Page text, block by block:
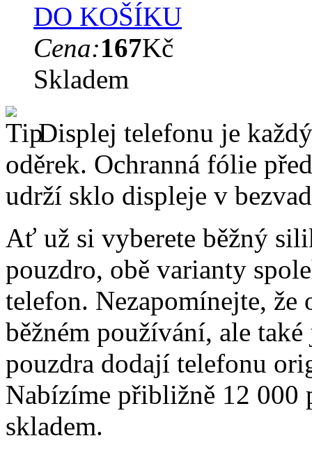
DO KOŠÍKU
Cena:167Kč
Skladem
Displej telefonu je
oděrek. Ochranná fólie
udrží sklo displeje v
Ať už si vyberete běžný
pouzdro, obě varianty
telefon. Nezapomínejte,
běžném používání, ale
pouzdra dodají telefonu
Nabízíme přibližně 12 000
skladem.